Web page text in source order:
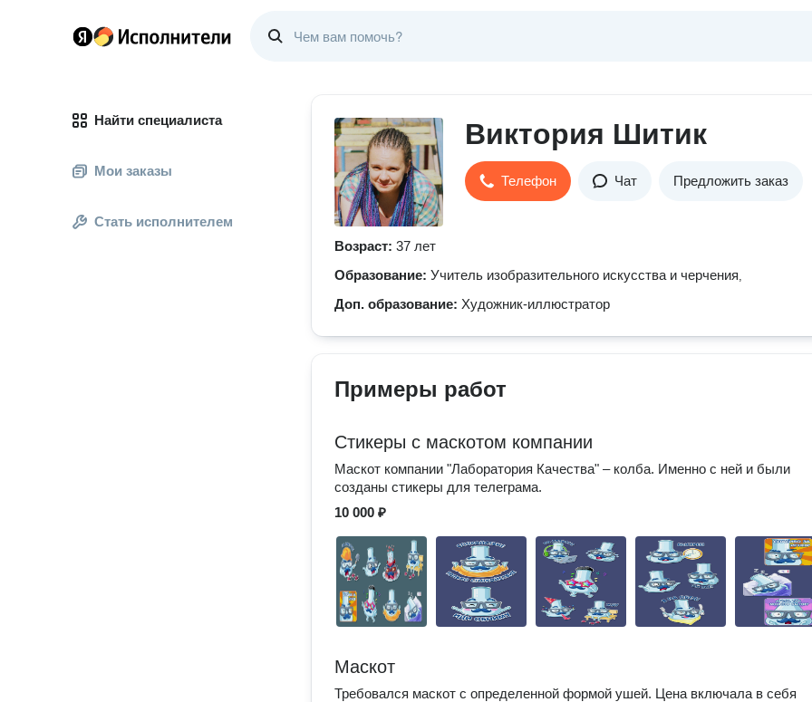
Найти специалиста
Мои заказы
Стать исполнителем
Виктория Шитик
Телефон Чат Предложить заказ
Возраст: 37 лет
Образование: Учитель изобразительного искусства и черчения,
Доп. образование: Художник-иллюстратор
Примеры работ
Стикеры с маскотом компании
Маскот компании "Лаборатория Качества" – колба. Именно с ней и были
созданы стикеры для телеграма.
10 000 ₽
Маскот
Требовался маскот с определенной формой ушей. Цена включала в себя